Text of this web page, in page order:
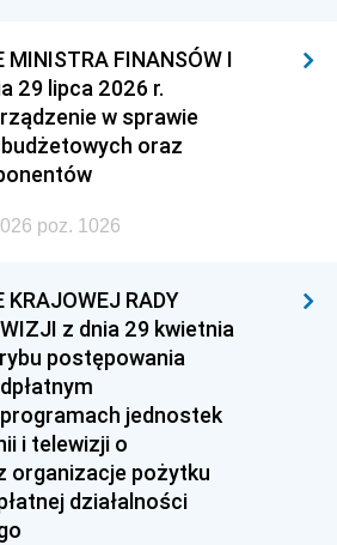
MINISTRA FINANSÓW I
29 lipca 2026 r.
w sprawie
oraz
poz. 1026
KRAJOWEJ RADY
z dnia 29 kwietnia
postępowania
jednostek
i telewizji o
organizacje pożytku
działalności